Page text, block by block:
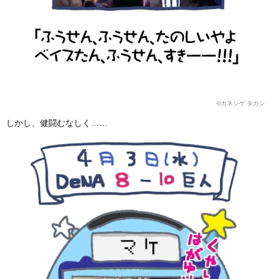
©カネシゲ タカシ
しかし、健闘むなしく……